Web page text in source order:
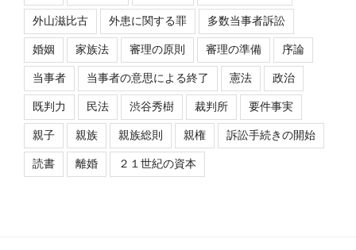
外山滋比古 外患に関する罪 多数当事者訴訟
婚姻 家族法 審理の原則 審理の準備 序論
当事者 当事者の意思による終了 憲法 政治
既判力 民法 渋谷秀樹 裁判所 要件事実
親子 親族 親族総則 親権 訴訟手続きの開始
読書 離婚 ２１世紀の資本